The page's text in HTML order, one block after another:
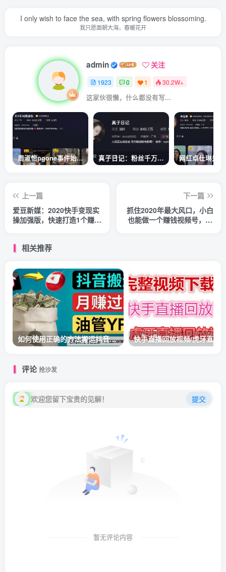
I only wish to face the sea, with spring flowers blossoming.
我只愿面朝大海，春暖花开
admin 关注
1923 0 1 30.2W+
这家伙很懒，什么都没有写...
周淑怡pgone事件始末，周淑怡现状 真子日记：粉丝千万的真子日记是最懂反转的网红吗？
上一篇
爱豆新媒：2020快手变现实
操加强版，快速打造1个赚钱
下一篇
抓住2020年最大风口，小白
也能做一个赚钱视频号，12
相关推荐
如何使用正确的方法搬运抖音视频到YouTube Shorts，月赚过万
评论抢沙发
欢迎您留下宝贵的见解！ 提交
暂无评论内容